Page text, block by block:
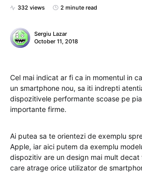
332 views 2 minute read
Sergiu Lazar
October 11, 2018
Cel mai indicat ar fi ca in momentul in
un smartphone nou, sa iti indrepti
dispozitivele performante scoase pe
importante firme.
Ai putea sa te orientezi de exemplu
Apple, iar aici putem da exemplu
dispozitiv are un design mai mult decat
care atrage orice utilizator de